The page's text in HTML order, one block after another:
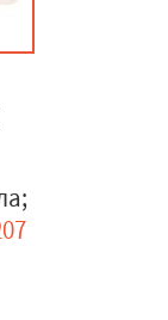
;